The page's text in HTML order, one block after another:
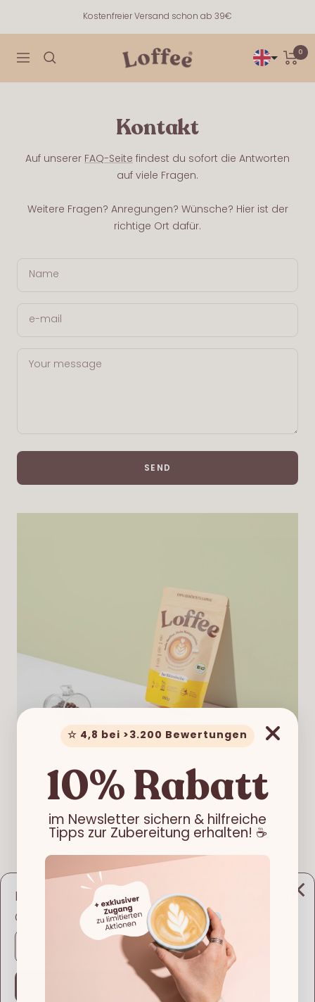
content
Kostenfreier Versand schon ab 39€
navigation Loffee 0
Kontakt
Auf unserer FAQ-Seite findest du sofort die Antworten
auf viele Fragen.
Weitere Fragen? Anregungen? Wünsche? Hier ist der
richtige Ort dafür.
Name
e-mail
Your message
SEND
WIR SIND FÜR DICH DA!
LIEBER DIREKT?
Schreib uns einfach an hallo@loffee.info
Looks like Deutschis more preferred for you.
Change language?
☆ 4,8 bei >3.200 Bewertungen
10% Rabatt
im Newsletter sichern & hilfreiche
Tipps zur Zubereitung erhalten! ☕️